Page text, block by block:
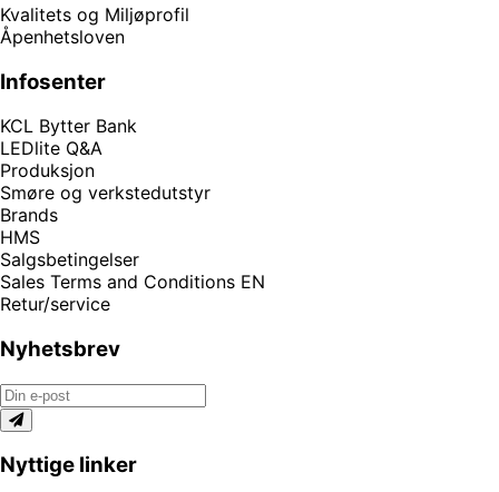
Kvalitets og Miljøprofil
Åpenhetsloven
Infosenter
KCL Bytter Bank
LEDlite Q&A
Produksjon
Smøre og verkstedutstyr
Brands
HMS
Salgsbetingelser
Sales Terms and Conditions EN
Retur/service
Nyhetsbrev
Nyttige linker